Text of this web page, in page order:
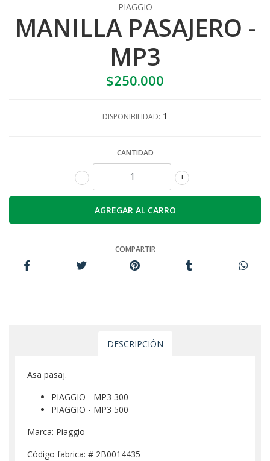
PIAGGIO
MANILLA PASAJERO -
MP3
$250.000
DISPONIBILIDAD: 1
CANTIDAD
+
-
COMPARTIR
DESCRIPCIÓN
Asa pasaj.
PIAGGIO - MP3 300
PIAGGIO - MP3 500
Marca: Piaggio
Código fabrica: # 2B0014435